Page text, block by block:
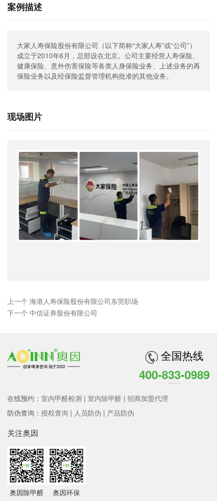
案例描述
大家人寿保险股份有限公司（以下简称“大家人寿”或“公司”）
成立于2010年6月，总部设在北京。公司主要经营人寿保险、
健康保险、意外伤害保险等各类人身保险业务、上述业务的再
保险业务以及经保险监督管理机构批准的其他业务。
现场图片
上一个 海港人寿保险股份有限公司东莞职场
下一个 中信证券股份有限公司
全国热线
400-833-0989
在线预约： 室内甲醛检测 | 室内除甲醛 | 招商加盟代理
防伪查询： 授权查询 | 人员防伪 | 产品防伪
关注奥因
奥因除甲醛 奥因环保